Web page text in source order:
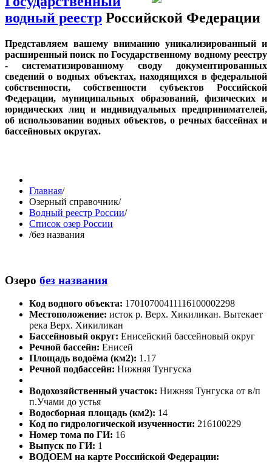
водный реестр Российской Федерации
Представляем вашему вниманию уникализированный и
расширенный поиск по Государственному водному реестру
- систематизированному своду документированных
сведений о водных объектах, находящихся в федеральной
собственности, собственности субъектов Российской
Федерации, муниципальных образований, физических и
юридических лиц и индивидуальных предпринимателей,
об использовании водных объектов, о речных бассейнах и
бассейновых округах.
Главная/
Озерный справочник/
Водный реестр России/
Список озер России
/без названия
Озеро без названия
Код водного объекта: 17010700411116100002298
Местоположение: исток р. Верх. Хикиликан. Вытекает
река Верх. Хикиликан
Бассейновый округ: Енисейский бассейновый округ
Речной бассейн: Енисей
Площадь водоёма (км2): 1.17
Речной подбассейн: Нижняя Тунгуска
Водохозяйственный участок: Нижняя Тунгуска от в/п
п.Учами до устья
Водосборная площадь (км2): 14
Код по гидрологической изученности: 216100229
Номер тома по ГИ: 16
Выпуск по ГИ: 1
ВОДОЕМ на карте Российской Федерации: